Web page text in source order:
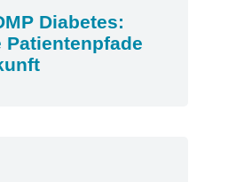
Diabetes:
Patientenpfade